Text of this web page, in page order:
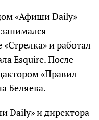
«Афиши Daily»
и работал
Esquire. После
«Правил
Беляева.
Daily» и директора